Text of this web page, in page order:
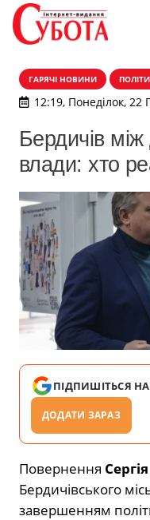
ГАРЯЧІ НОВИНИ
12:19, Понеділок, 22
Бердичів
влади: хто
ПІДПИШІТЬСЯ НА
ДОДАТИ ЗАРАЗ
Повернення
Бердичівського
завершенням